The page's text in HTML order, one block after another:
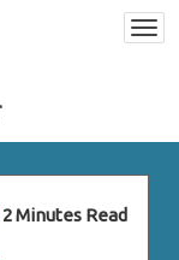
2 Minutes Read